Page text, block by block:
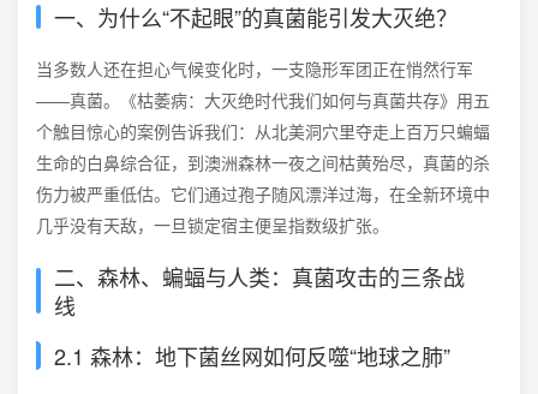
一、为什么“不起眼”的真菌能引发大灭绝？
当多数人还在担心气候变化时，一支隐形军团正在悄然行军
——真菌。《枯萎病：大灭绝时代我们如何与真菌共存》用五
个触目惊心的案例告诉我们：从北美洞穴里夺走上百万只蝙蝠
生命的白鼻综合征，到澳洲森林一夜之间枯黄殆尽，真菌的杀
伤力被严重低估。它们通过孢子随风漂洋过海，在全新环境中
几乎没有天敌，一旦锁定宿主便呈指数级扩张。
二、森林、蝙蝠与人类：真菌攻击的三条战
线
2.1 森林：地下菌丝网如何反噬“地球之肺”